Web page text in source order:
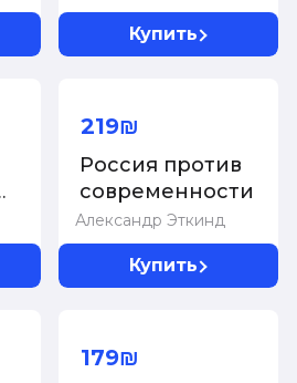
Купить
Александр Эткинд
Россия против
современности
219₪
Купить
179₪